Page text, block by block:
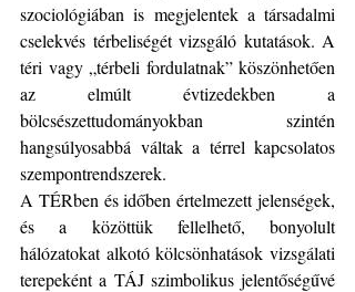
szociológiában is megjelentek a társadalmi
cselekvés térbeliségét vizsgáló kutatások. A
téri vagy „térbeli fordulatnak” köszönhetően
az elmúlt évtizedekben a
bölcsészettudományokban szintén
hangsúlyosabbá váltak a térrel kapcsolatos
szempontrendszerek.
A TÉRben és időben értelmezett jelenségek,
és a közöttük fellelhető, bonyolult
hálózatokat alkotó kölcsönhatások vizsgálati
terepeként a TÁJ szimbolikus jelentőségűvé